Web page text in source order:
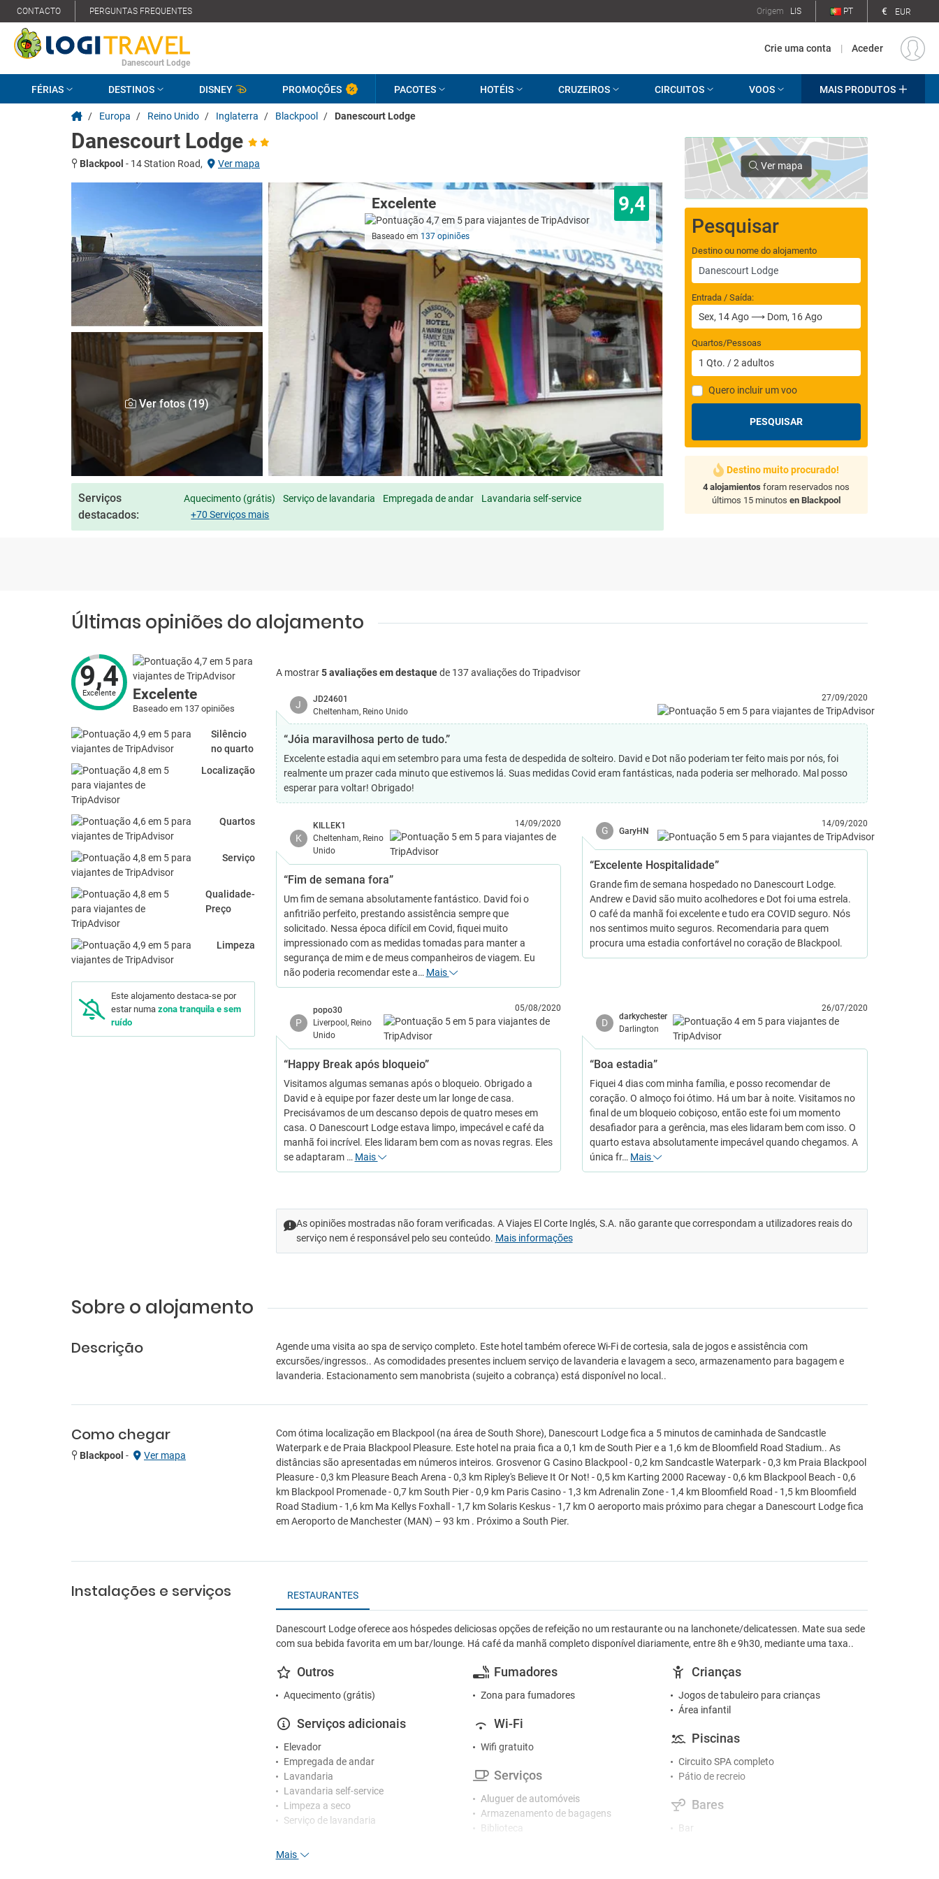
CONTACTO PERGUNTAS FREQUENTES Origem LIS PT € EUR
Danescourt Lodge
Crie uma conta | Aceder
FÉRIAS DESTINOS DISNEY PROMOÇÕES PACOTES HOTÉIS CRUZEIROS CIRCUITOS VOOS MAIS PRODUTOS
/ Europa / Reino Unido / Inglaterra / Blackpool / Danescourt Lodge
Danescourt Lodge
Blackpool - 14 Station Road, Ver mapa
Ver fotos (19)
Excelente 9,4
Baseado em 137 opiniões
Serviços
destacados:
Aquecimento (grátis) Serviço de lavandaria Empregada de andar
Lavandaria self-service
+70 Serviços mais
Ver mapa
Pesquisar
Destino ou nome do alojamento
Entrada / Saída:
Quartos/Pessoas
1 Qto. /2 adultos
Quero incluir um voo
PESQUISAR
Destino muito procurado!
4 alojamientos foram reservados nos
últimos 15 minutos en Blackpool
Últimas opiniões do alojamento
9,4
Excelente Excelente
Baseado em 137 opiniões
Silêncio
no quarto
Localização
Quartos
Serviço
Qualidade-
Preço
Limpeza
Este alojamento destaca-se por
estar numa zona tranquila e sem
ruído
A mostrar5 avaliações em destaquede 137 avaliações do Tripadvisor
J
JD24601
Cheltenham, Reino Unido
27/09/2020
“Jóia maravilhosa perto de tudo.”
Excelente estadia aqui em setembro para uma festa de despedida de solteiro. David e Dot não poderiam ter feito mais por nós, foi
realmente um prazer cada minuto que estivemos lá. Suas medidas Covid eram fantásticas, nada poderia ser melhorado. Mal posso
esperar para voltar! Obrigado!
K
KILLEK1
Cheltenham, Reino
Unido
14/09/2020
“Fim de semana fora”
Um fim de semana absolutamente fantástico. David foi o
anfitrião perfeito, prestando assistência sempre que
solicitado. Nessa época difícil em Covid, fiquei muito
impressionado com as medidas tomadas para manter a
segurança de mim e de meus companheiros de viagem. Eu
não poderia recomendar este a… Mais
G GaryHN
14/09/2020
“Excelente Hospitalidade”
Grande fim de semana hospedado no Danescourt Lodge.
Andrew e David são muito acolhedores e Dot foi uma estrela.
O café da manhã foi excelente e tudo era COVID seguro. Nós
nos sentimos muito seguros. Recomendaria para quem
procura uma estadia confortável no coração de Blackpool.
P
popo30
Liverpool, Reino
Unido
05/08/2020
“Happy Break após bloqueio”
Visitamos algumas semanas após o bloqueio. Obrigado a
David e à equipe por fazer deste um lar longe de casa.
Precisávamos de um descanso depois de quatro meses em
casa. O Danescourt Lodge estava limpo, impecável e café da
manhã foi incrível. Eles lidaram bem com as novas regras. Eles
se adaptaram … Mais
D
darkychester
Darlington
26/07/2020
“Boa estadia”
Fiquei 4 dias com minha família, e posso recomendar de
coração. O almoço foi ótimo. Há um bar à noite. Visitamos no
final de um bloqueio cobiçoso, então este foi um momento
desafiador para a gerência, mas eles lidaram bem com isso. O
quarto estava absolutamente impecável quando chegamos. A
única fr… Mais
As opiniões mostradas não foram verificadas. A Viajes El Corte Inglés, S.A. não garante que correspondam a utilizadores reais do
serviço nem é responsável pelo seu conteúdo. Mais informações
Sobre o alojamento
Descrição
Agende uma visita ao spa de serviço completo. Este hotel também oferece Wi-Fi de cortesia, sala de jogos e assistência com
excursões/ingressos.. As comodidades presentes incluem serviço de lavanderia e lavagem a seco, armazenamento para bagagem e
lavanderia. Estacionamento sem manobrista (sujeito a cobrança) está disponível no local..
Como chegar
Blackpool - Ver mapa
Com ótima localização em Blackpool (na área de South Shore), Danescourt Lodge fica a 5 minutos de caminhada de Sandcastle
Waterpark e de Praia Blackpool Pleasure. Este hotel na praia fica a 0,1 km de South Pier e a 1,6 km de Bloomfield Road Stadium.. As
distâncias são apresentadas em números inteiros. Grosvenor G Casino Blackpool - 0,2 km Sandcastle Waterpark - 0,3 km Praia Blackpool
Pleasure - 0,3 km Pleasure Beach Arena - 0,3 km Ripley's Believe It Or Not! - 0,5 km Karting 2000 Raceway - 0,6 km Blackpool Beach - 0,6
km Blackpool Promenade - 0,7 km South Pier - 0,9 km Paris Casino - 1,3 km Adrenalin Zone - 1,4 km Bloomfield Road - 1,5 km Bloomfield
Road Stadium - 1,6 km Ma Kellys Foxhall - 1,7 km Solaris Keskus - 1,7 km O aeroporto mais próximo para chegar a Danescourt Lodge fica
em Aeroporto de Manchester (MAN) – 93 km . Próximo a South Pier.
Instalações e serviços RESTAURANTES
Danescourt Lodge oferece aos hóspedes deliciosas opções de refeição no um restaurante ou na lanchonete/delicatessen. Mate sua sede
com sua bebida favorita em um bar/lounge. Há café da manhã completo disponível diariamente, entre 8h e 9h30, mediante uma taxa..
Outros
Aquecimento (grátis)
Serviços adicionais
Elevador
Empregada de andar
Lavandaria
Lavandaria self-service
Limpeza a seco
Serviço de lavandaria
Fumadores
Zona para fumadores
Wi-Fi
Wifi gratuito
Serviços
Aluguer de automóveis
Armazenamento de bagagens
Biblioteca
Crianças
Jogos de tabuleiro para crianças
Área infantil
Piscinas
Circuito SPA completo
Pátio de recreio
Bares
Bar
Mais